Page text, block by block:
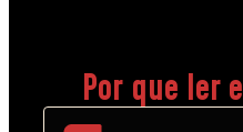
Por que ler